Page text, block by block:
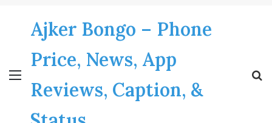
Menu
Ajker Bongo – Phone
Price, News, App
Reviews, Caption, &